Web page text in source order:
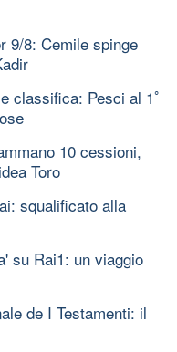
9/8: Cemile spinge
classifica: Pesci al 1ﾟ
10 cessioni,
Toro
squalificato alla
su Rai1: un viaggio
de I Testamenti: il